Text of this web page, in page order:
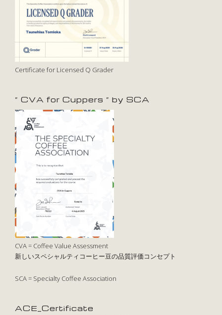
Certificate for Licensed Q Grader
” CVA for Cuppers ” by SCA
CVA = Coffee Value Assessment
新しいスペシャルティコーヒー豆の品質評価コンセプト
SCA = Specialty Coffee Association
ACE_Certificate